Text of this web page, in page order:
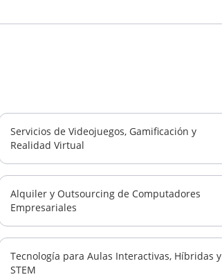
Servicios de Videojuegos, Gamificación y
Realidad Virtual
Alquiler y Outsourcing de Computadores
Empresariales
Tecnología para Aulas Interactivas, Híbridas y
STEM